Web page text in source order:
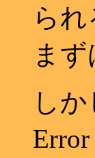
ら
まず
し